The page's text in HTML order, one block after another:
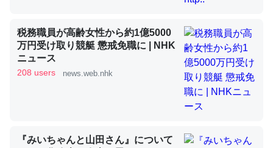
論文では「淡水はカルシウムも酸素も不足してて両方に不
利だから両方が拮抗してるのでは」とあって面白い。海に
いる鋏角類（カブトガニ・ウミグモ）はカルシウムを使わ
ずキチンを強化してる筈だが、酵素が違うのか？
─ニュース :: 【研究発表】昆虫学の大問題＝「昆虫はなぜ海にいな
税務職員が高齢女性から約1億5000
万円受け取り競艇 懲戒免職に | NHK
ニュース
208 users news.web.nhk
『みいちゃんと山田さん』について